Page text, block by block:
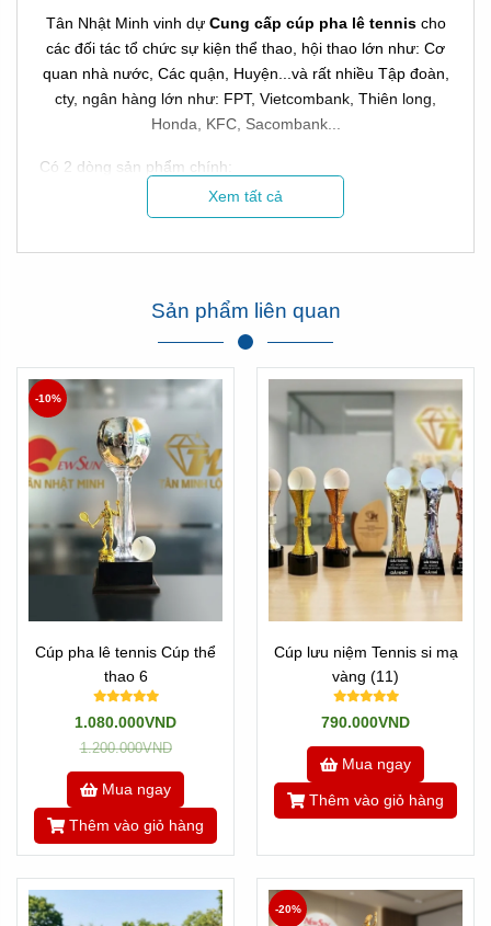
Tân Nhật Minh vinh dự Cung cấp cúp pha lê tennischo
các đối tác tổ chức sự kiện thể thao, hội thao lớn như: Cơ
quan nhà nước, Các quận, Huyện...và rất nhiều Tập đoàn,
cty, ngân hàng lớn như: FPT, Vietcombank, Thiên long,
Honda, KFC, Sacombank...
Có 2 dòng sản phẩm chính:
Đó là dòng cúp nhập và dòng cúp sản xuất ở Việt Nam!
* Với dòng cúp nhập có thể là cúp kim loại, cúp pha lê, cúp
Hình ảnh Cúp Tân Nhật Minh làm cho hội thao Sacombank
Xem thêm phản hồi của Sacombank về chúng tôi tại đây:
Click xem
Là những sản phẩm pha lê, kim loại, nhựa được đúc khuôn
sẵn mẫu mã và hình dạng. Nghĩa là mẫu mã không thay
đổi được. Khách hàng chỉ việc chọn mẫu nào đẹp, kích
thước phù hợp và in hoặc khắc nội dung lên sản phẩm và
Xem tất cả
Sản phẩm liên quan
Cúp pha lê tennis Cúp thể
thao 6
1.080.000VND
1.200.000VND
-10%
Mua ngay
Thêm vào giỏ hàng
Cúp lưu niệm Tennis si mạ
vàng (11)
790.000VND
Mua ngay
Thêm vào giỏ hàng
-20%